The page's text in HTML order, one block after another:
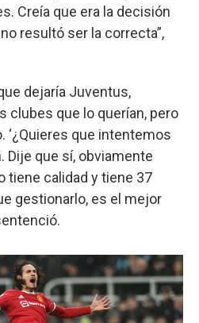
Creía que era la decisión
resultó ser la correcta”,
dejaría Juventus,
clubes que lo querían, pero
‘¿Quieres que intentemos
Dije que sí, obviamente
tiene calidad y tiene 37
gestionarlo, es el mejor